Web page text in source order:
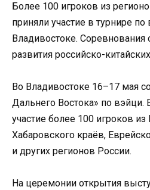
Более 100 игроков из
приняли участие в турнире
Владивостоке. Соревнования
развития российско-
Во Владивостоке 16–17 мая
Дальнего Востока» по вэйци.
участие более 100 игроков
Хабаровского краёв,
и других регионов России.
На церемонии открытия